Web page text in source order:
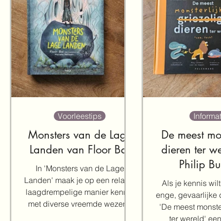
Monsters van de Lage
Landen van Floor Bal
In 'Monsters van de Lage
Landen' maak je op een relatief
laagdrempelige manier kennis
met diverse vreemde wezens
Voorleestips
De meest
dieren ter
Philip
Als je kennis
enge, gevaarlijke
'De meest
ter wereld'